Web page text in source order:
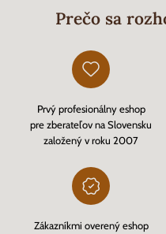
Prečo sa
Prvý profesionálny eshop
pre zberateľov na Slovensku
založený v roku 2007
Zákazníkmi overený eshop